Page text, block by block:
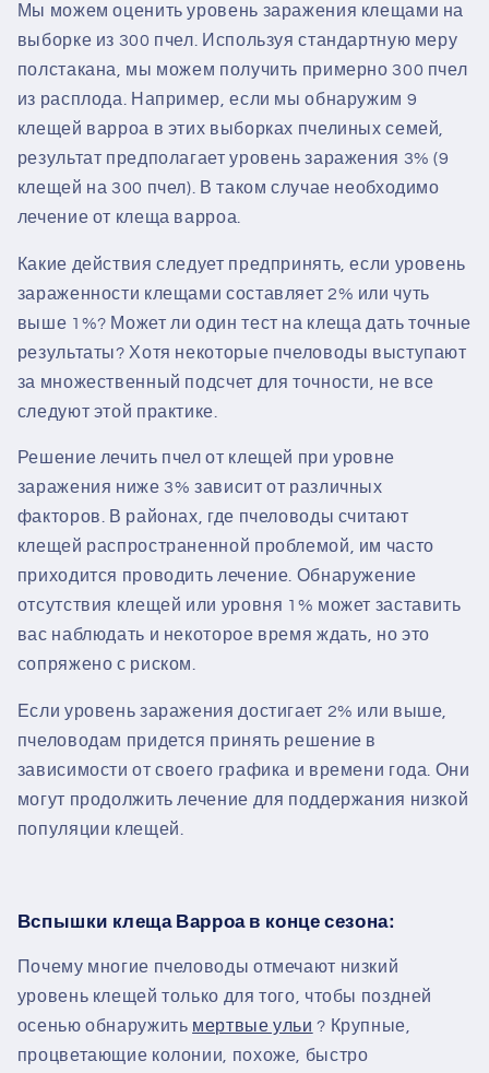
Мы можем оценить уровень заражения клещами на
выборке из 300 пчел. Используя стандартную меру
полстакана, мы можем получить примерно 300 пчел
из расплода. Например, если мы обнаружим 9
клещей варроа в этих выборках пчелиных семей,
результат предполагает уровень заражения 3% (9
клещей на 300 пчел). В таком случае необходимо
лечение от клеща варроа.
Какие действия следует предпринять, если уровень
зараженности клещами составляет 2% или чуть
выше 1%? Может ли один тест на клеща дать точные
результаты? Хотя некоторые пчеловоды выступают
за множественный подсчет для точности, не все
следуют этой практике.
Решение лечить пчел от клещей при уровне
заражения ниже 3% зависит от различных
факторов. В районах, где пчеловоды считают
клещей распространенной проблемой, им часто
приходится проводить лечение. Обнаружение
отсутствия клещей или уровня 1% может заставить
вас наблюдать и некоторое время ждать, но это
сопряжено с риском.
Если уровень заражения достигает 2% или выше,
пчеловодам придется принять решение в
зависимости от своего графика и времени года. Они
могут продолжить лечение для поддержания низкой
популяции клещей.
Вспышки клеща Варроа в конце сезона:
Почему многие пчеловоды отмечают низкий
уровень клещей только для того, чтобы поздней
осенью обнаружить мертвые ульи ? Крупные,
процветающие колонии, похоже, быстро